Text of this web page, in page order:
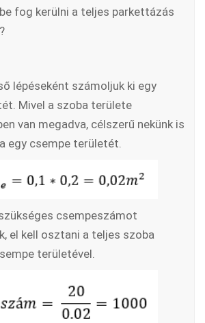
fog kerülni a teljes parkettázás
lépéseként számoljuk ki egy
Mivel a szoba területe
van megadva, célszerű nekünk is
egy csempe területét.
csempeszámot
el kell osztani a teljes szoba
területével.